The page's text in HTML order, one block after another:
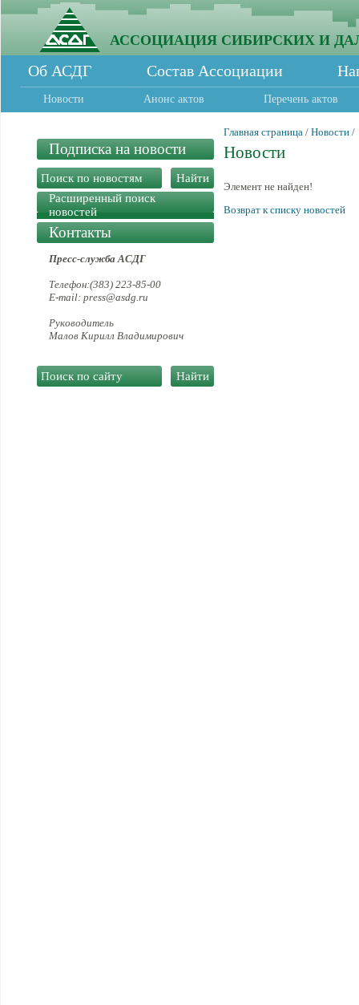
АССОЦИАЦИЯ СИБИРСКИХ И
Об АСДГ Состав Ассоциации
Новости Анонс актов Перечень актов
Подписка на новости
Расширенный поиск
новостей
Контакты
Пресс-служба АСДГ
Телефон:(383) 223-85-00
E-mail: press@asdg.ru
Руководитель
Малов Кирилл Владимирович
Главная страница / Новости /
Новости
Элемент не найден!
Возврат к списку новостей